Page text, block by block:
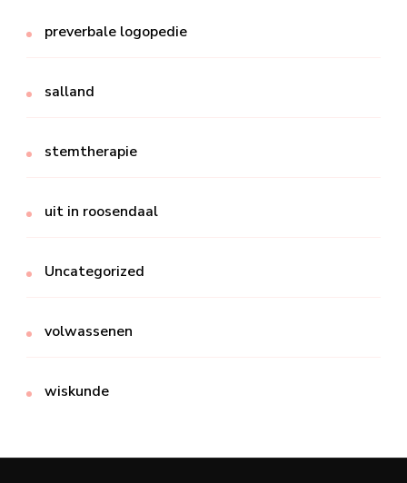
preverbale logopedie
salland
stemtherapie
uit in roosendaal
Uncategorized
volwassenen
wiskunde